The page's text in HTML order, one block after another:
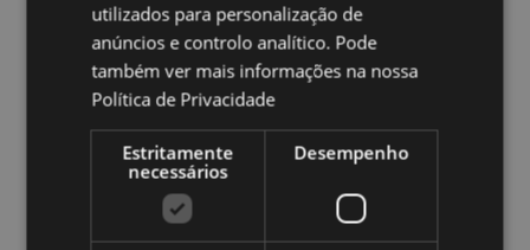
Informação
Altura 11.5cm Largura 10cm Profundidade 2cm
5055071513862
144
0.100000
Não
utilizados para personalização de
anúncios e controlo analítico. Pode
também ver mais informações na nossa
Política de Privacidade
Estritamente
necessários
Desempenho